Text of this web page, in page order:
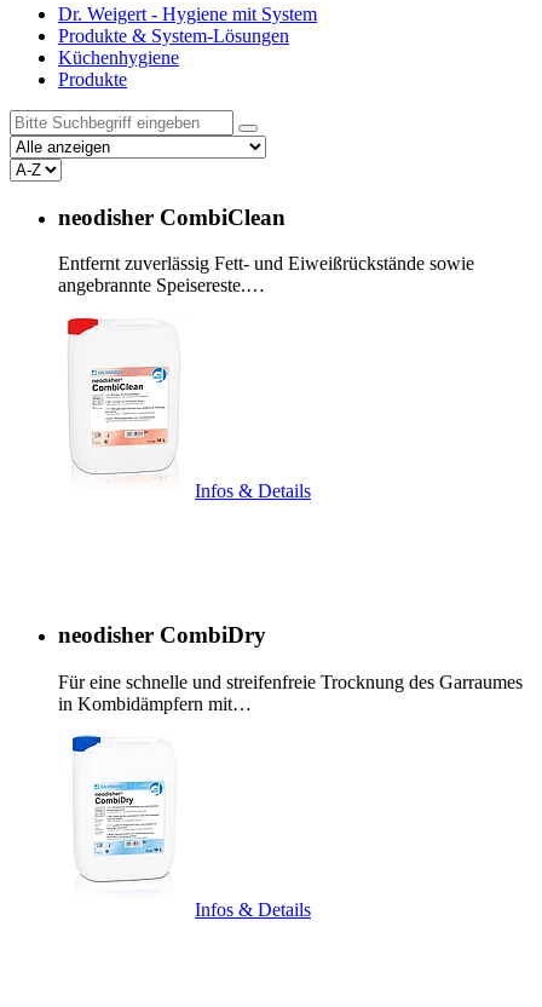
Dr. Weigert - Hygiene mit System
Produkte & System-Lösungen
Küchenhygiene
Produkte
neodisher CombiClean
Entfernt zuverlässig Fett- und Eiweißrückstände sowie
angebrannte Speisereste.…
Infos & Details
neodisher CombiDry
Für eine schnelle und streifenfreie Trocknung des Garraumes
in Kombidämpfern mit…
Infos & Details